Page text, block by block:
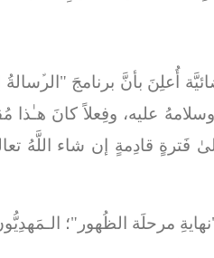
أُعلِنَ بأنَّ برنامجَ
عليه، وفِعلاً كانَ
إلىٰ فَترةٍ قادِمةٍ إن شاء
مرحلَة الظُهور"؛